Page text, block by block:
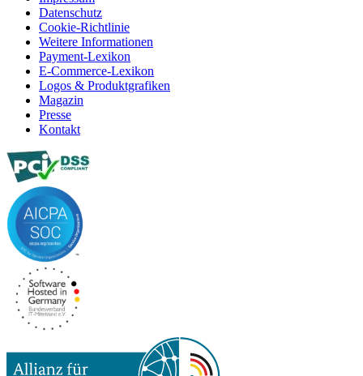
Datenschutz
Cookie-Richtlinie
Weitere Informationen
Payment-Lexikon
E-Commerce-Lexikon
Logos & Produktgrafiken
Magazin
Presse
Kontakt